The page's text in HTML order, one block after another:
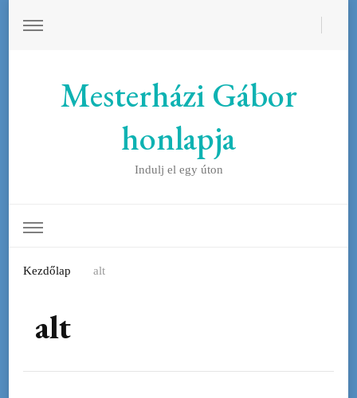
Mesterházi Gábor
honlapja
Indulj el egy úton
Kezdőlap alt
alt